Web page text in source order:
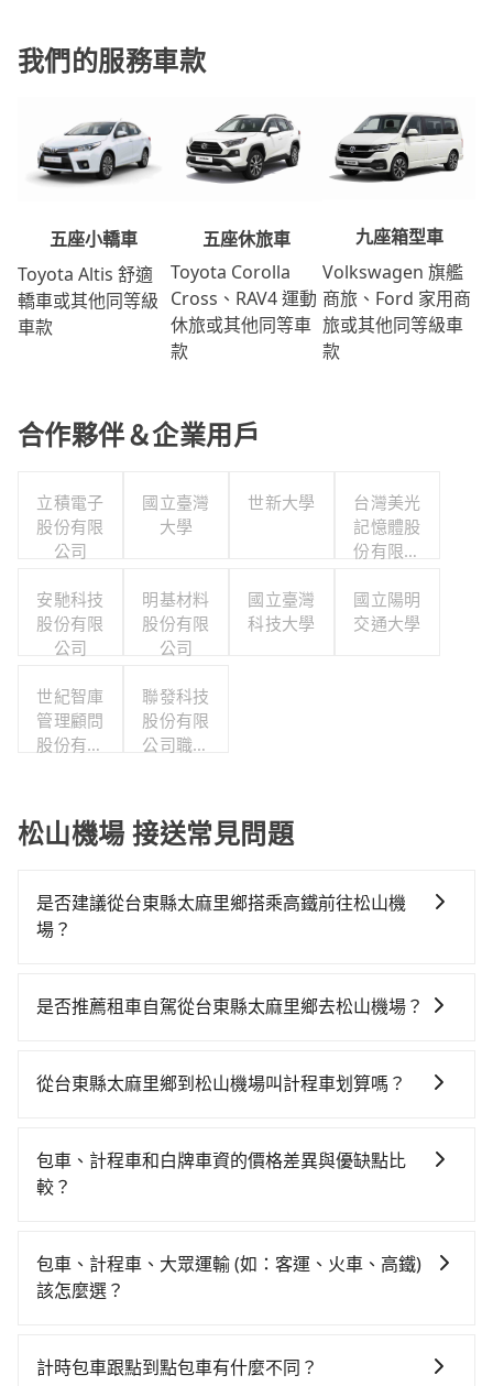
我們的服務車款
五座小轎車
Toyota Altis 舒適
轎車或其他同等級
車款
五座休旅車
Toyota Corolla
Cross、RAV4 運動
休旅或其他同等車
款
九座箱型車
Volkswagen 旗艦
商旅、Ford 家用商
旅或其他同等級車
款
合作夥伴＆企業用戶
立積電子
股份有限
公司
國立臺灣
大學
世新大學
台灣美光
記憶體股
份有限公
安馳科技
股份有限
公司
明基材料
股份有限
公司
國立臺灣
科技大學
國立陽明
交通大學
世紀智庫
管理顧問
股份有限
聯發科技
股份有限
公司職工
松山機場 接送常見問題
是否建議從台東縣太麻里鄉搭乘高鐵前往松山機
場？
時、較貴，且難叫計程車前往高鐵站！從最早05:50一直
高鐵站，叫一輛計程車花費約4,000元、車程約153分
高鐵從左營站前往台北高鐵站，每人票價1,490元，再用
15分鐘出站、等待車站前排班的計程車，搭上小黃後約
同行，高鐵加轉乘之平均每人花費為2,920元。不過台東
縣領有合法執照的計程車僅有400多輛，計程車的密度為
小黃司機不按表收費，看乘客是外地人便漫天喊價或恣
是否推薦租車自駕從台東縣太麻里鄉去松山機場？
應該沒有半間租車公司，如果不想額外花時間搭車前往
從台東縣太麻里鄉到松山機場叫計程車划算嗎？
灣大車隊。依照里程跳錶計算，價格約為
10,080~15,100元間，但如改預約tripool可省高達
北的0.2%，也就是說要臨時叫到小黃的難度是台北或新
北的400倍之多。再加上台東縣有些計程車司機不按錶計
上，tripool都是你從台東縣太麻里鄉到松山機場的最佳
包車、計程車和白牌車資的價格差異與優缺點比
較？
包車：優點是搭乘舒適可以根據自己的需求安排時間和
地點上車較客製化。此外，司機還會提供各種旅遊建議
通塞車時亦會加收延遲費用，一般屬短程接駁為主。 -
包車、計程車、大眾運輸 (如：客運、火車、高鐵)
該怎麼選？
擇： 預算：不同交通工具價格不同，可先確定您的預
計時包車跟點到點包車有什麼不同？